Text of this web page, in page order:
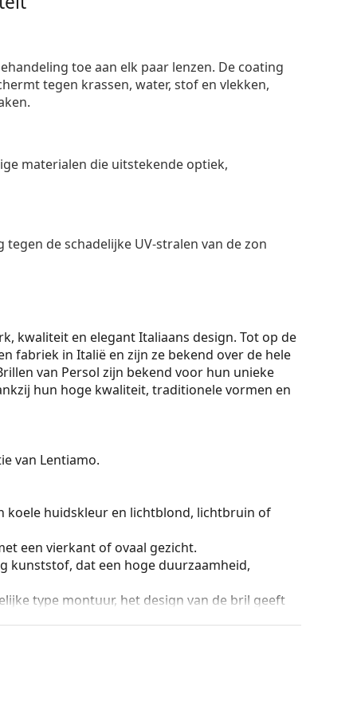
toe aan elk paar lenzen. De coating
tegen krassen, water, stof en vlekken,
materialen die uitstekende optiek,
de schadelijke UV-stralen van de zon
kwaliteit en elegant Italiaans design. Tot op de
fabriek in Italië en zijn ze bekend over de hele
van Persol zijn bekend voor hun unieke
hun hoge kwaliteit, traditionele vormen en
van Lentiamo.
koele huidskleur en lichtblond, lichtbruin of
een vierkant of ovaal gezicht.
kunststof, dat een hoge duurzaamheid,
type montuur, het design van de bril geeft
optische sterkte.
tegen schade en behouden langer de juiste